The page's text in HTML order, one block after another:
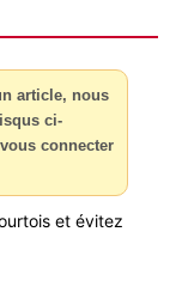
article, nous
ci-
connecter
et évitez